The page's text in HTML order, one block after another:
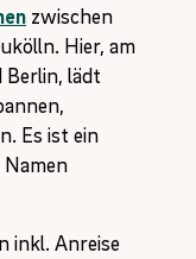
zwischen
Hier, am
Berlin, lädt
Es ist ein
inkl. Anreise